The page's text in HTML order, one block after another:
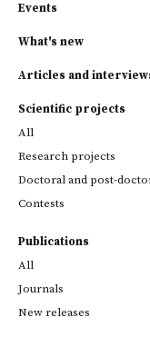
Events
What's new
Articles and
Scientific projects
All
Research projects
Doctoral and post-
Contests
Publications
All
Journals
New releases